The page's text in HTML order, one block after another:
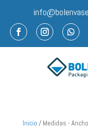
Inicio / Medidas -